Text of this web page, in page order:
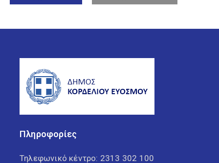
Πληροφορίες
Τηλεφωνικό κέντρο: 2313 302 100